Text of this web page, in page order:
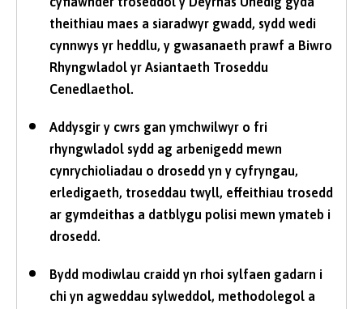
theithiau maes a siaradwyr gwadd, sydd wedi
cynnwys yr heddlu, y gwasanaeth prawf a Biwro
Rhyngwladol yr Asiantaeth Troseddu
Cenedlaethol.
Addysgir y cwrs gan ymchwilwyr o fri
rhyngwladol sydd ag arbenigedd mewn
cynrychioliadau o drosedd yn y cyfryngau,
erledigaeth, troseddau twyll, effeithiau trosedd
ar gymdeithas a datblygu polisi mewn ymateb i
drosedd.
Bydd modiwlau craidd yn rhoi sylfaen gadarn i
chi yn agweddau sylweddol, methodolegol a